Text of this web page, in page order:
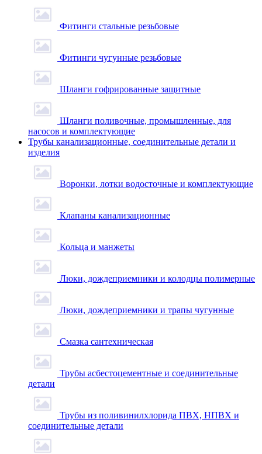
Фитинги стальные резьбовые
Фитинги чугунные резьбовые
Шланги гофрированные защитные
Шланги поливочные, промышленные, для
насосов и комплектующие
Трубы канализационные, соединительные детали и
изделия
Воронки, лотки водосточные и комплектующие
Клапаны канализационные
Кольца и манжеты
Люки, дождеприемники и колодцы полимерные
Люки, дождеприемники и трапы чугунные
Смазка сантехническая
Трубы асбестоцементные и соединительные
детали
Трубы из поливинилхлорида ПВХ, НПВХ и
соединительные детали